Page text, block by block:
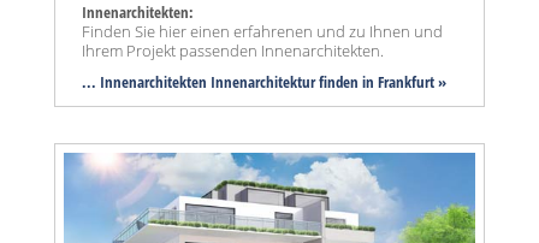
Innenarchitekten:
Finden Sie hier einen erfahrenen und zu Ihnen und
Ihrem Projekt passenden Innenarchitekten.
... Innenarchitekten Innenarchitektur finden in Frankfurt »